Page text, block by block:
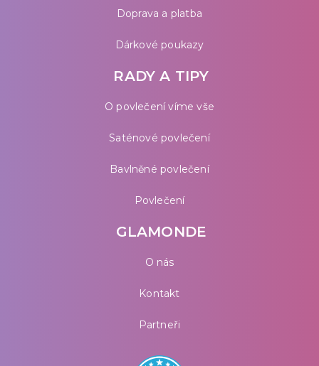
Doprava a platba
Dárkové poukazy
RADY A TIPY
O povlečení víme vše
Saténové povlečení
Bavlněné povlečení
Povlečení
GLAMONDE
O nás
Kontakt
Partneři